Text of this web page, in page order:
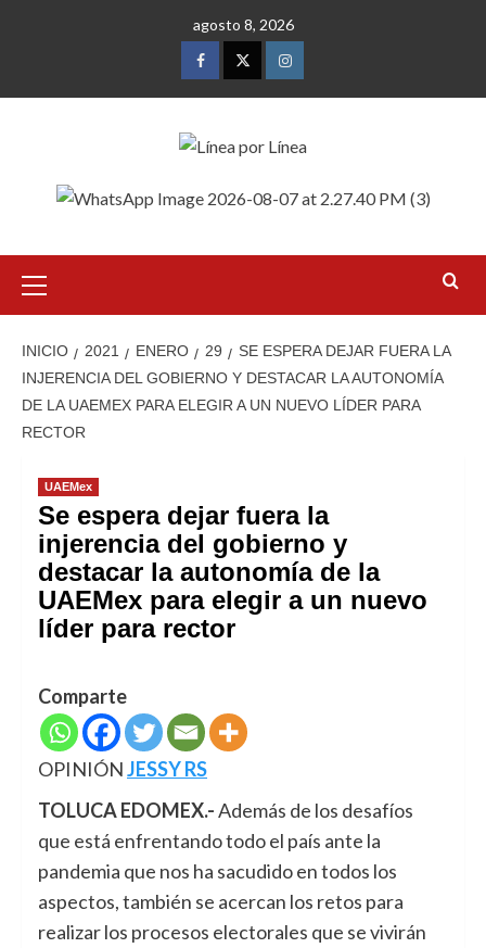
agosto 8, 2026
FacebookTwitterInstagram
primario
INICIO 2021 ENERO 29
SE ESPERA DEJAR FUERA LA
INJERENCIA DEL GOBIERNO Y DESTACAR LA AUTONOMÍA
DE LA UAEMEX PARA ELEGIR A UN NUEVO LÍDER PARA
RECTOR
UAEMex
Se espera dejar fuera la
injerencia del gobierno y
destacar la autonomía de la
UAEMex para elegir a un nuevo
líder para rector
Comparte
OPINIÓNJESSY RS
TOLUCA EDOMEX.-Además de los desafíos
que está enfrentando todo el país ante la
pandemia que nos ha sacudido en todos los
aspectos, también se acercan los retos para
realizar los procesos electorales que se vivirán